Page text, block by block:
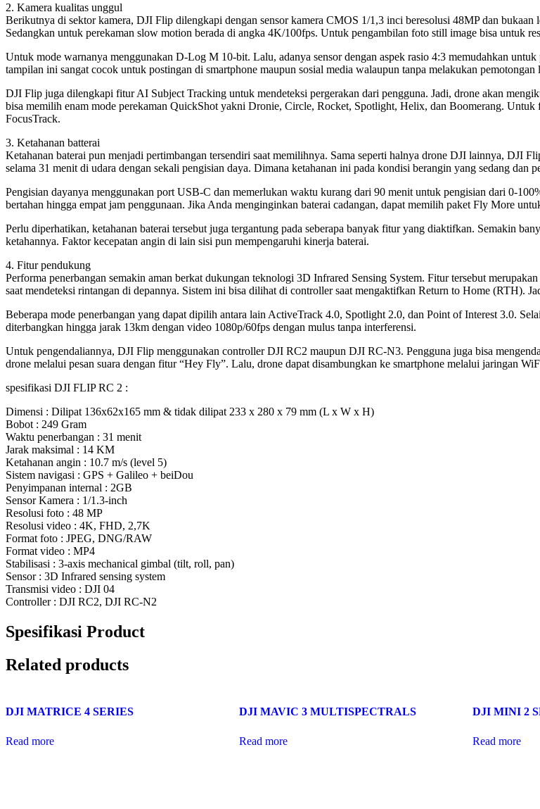
2. Kamera kualitas unggul
Berikutnya di sektor kamera, DJI Flip dilengkapi dengan sensor kamera CMOS 1/1,3 inci beresolusi 48MP dan
Sedangkan untuk perekaman slow motion berada di angka 4K/100fps. Untuk pengambilan foto still image bisa untuk
Untuk mode warnanya menggunakan D-Log M 10-bit. Lalu, adanya sensor dengan aspek rasio 4:3 memudahkan
tampilan ini sangat cocok untuk postingan di smartphone maupun sosial media walaupun tanpa melakukan pemotongan
DJI Flip juga dilengkapi fitur AI Subject Tracking untuk mendeteksi pergerakan dari pengguna. Jadi, drone akan
bisa memilih enam mode perekaman QuickShot yakni Dronie, Circle, Rocket, Spotlight, Helix, dan Boomerang. Untuk
FocusTrack.
3. Ketahanan batterai
Ketahanan baterai pun menjadi pertimbangan tersendiri saat memilihnya. Sama seperti halnya drone DJI lainnya, DJI
selama 31 menit di udara dengan sekali pengisian daya. Dimana ketahanan ini pada kondisi berangin yang sedang dan
Pengisian dayanya menggunakan port USB-C dan memerlukan waktu kurang dari 90 menit untuk pengisian dari 0-
bertahan hingga empat jam penggunaan. Jika Anda menginginkan baterai cadangan, dapat memilih paket Fly More
Perlu diperhatikan, ketahanan baterai tersebut juga tergantung pada seberapa banyak fitur yang diaktifkan. Semakin
ketahannya. Faktor kecepatan angin di lain sisi pun mempengaruhi kinerja baterai.
4. Fitur pendukung
Performa penerbangan semakin aman berkat dukungan teknologi 3D Infrared Sensing System. Fitur tersebut
saat mendeteksi rintangan di depannya. Sistem ini bisa dilihat di controller saat mengaktifkan Return to Home (RTH).
Beberapa mode penerbangan yang dapat dipilih antara lain ActiveTrack 4.0, Spotlight 2.0, dan Point of Interest 3.0.
diterbangkan hingga jarak 13km dengan video 1080p/60fps dengan mulus tanpa interferensi.
Untuk pengendaliannya, DJI Flip menggunakan controller DJI RC2 maupun DJI RC-N3. Pengguna juga bisa
drone melalui pesan suara dengan fitur “Hey Fly”. Lalu, drone dapat disambungkan ke smartphone melalui jaringan
spesifikasi DJI FLIP RC 2 :
Dimensi : Dilipat 136x62x165 mm & tidak dilipat 233 x 280 x 79 mm (L x W x H)
Bobot : 249 Gram
Waktu penerbangan : 31 menit
Jarak maksimal : 14 KM
Ketahanan angin : 10.7 m/s (level 5)
Sistem navigasi : GPS + Galileo + beiDou
Penyimpanan internal : 2GB
Sensor Kamera : 1/1.3-inch
Resolusi foto : 48 MP
Resolusi video : 4K, FHD, 2,7K
Format foto : JPEG, DNG/RAW
Format video : MP4
Stabilisasi : 3-axis mechanical gimbal (tilt, roll, pan)
Sensor : 3D Infrared sensing system
Transmisi video : DJI 04
Controller : DJI RC2, DJI RC-N2
Spesifikasi Product
Related products
DJI MATRICE 4 SERIES
Read more
DJI MAVIC 3 MULTISPECTRALS
Read more
DJI MINI 2
Read more